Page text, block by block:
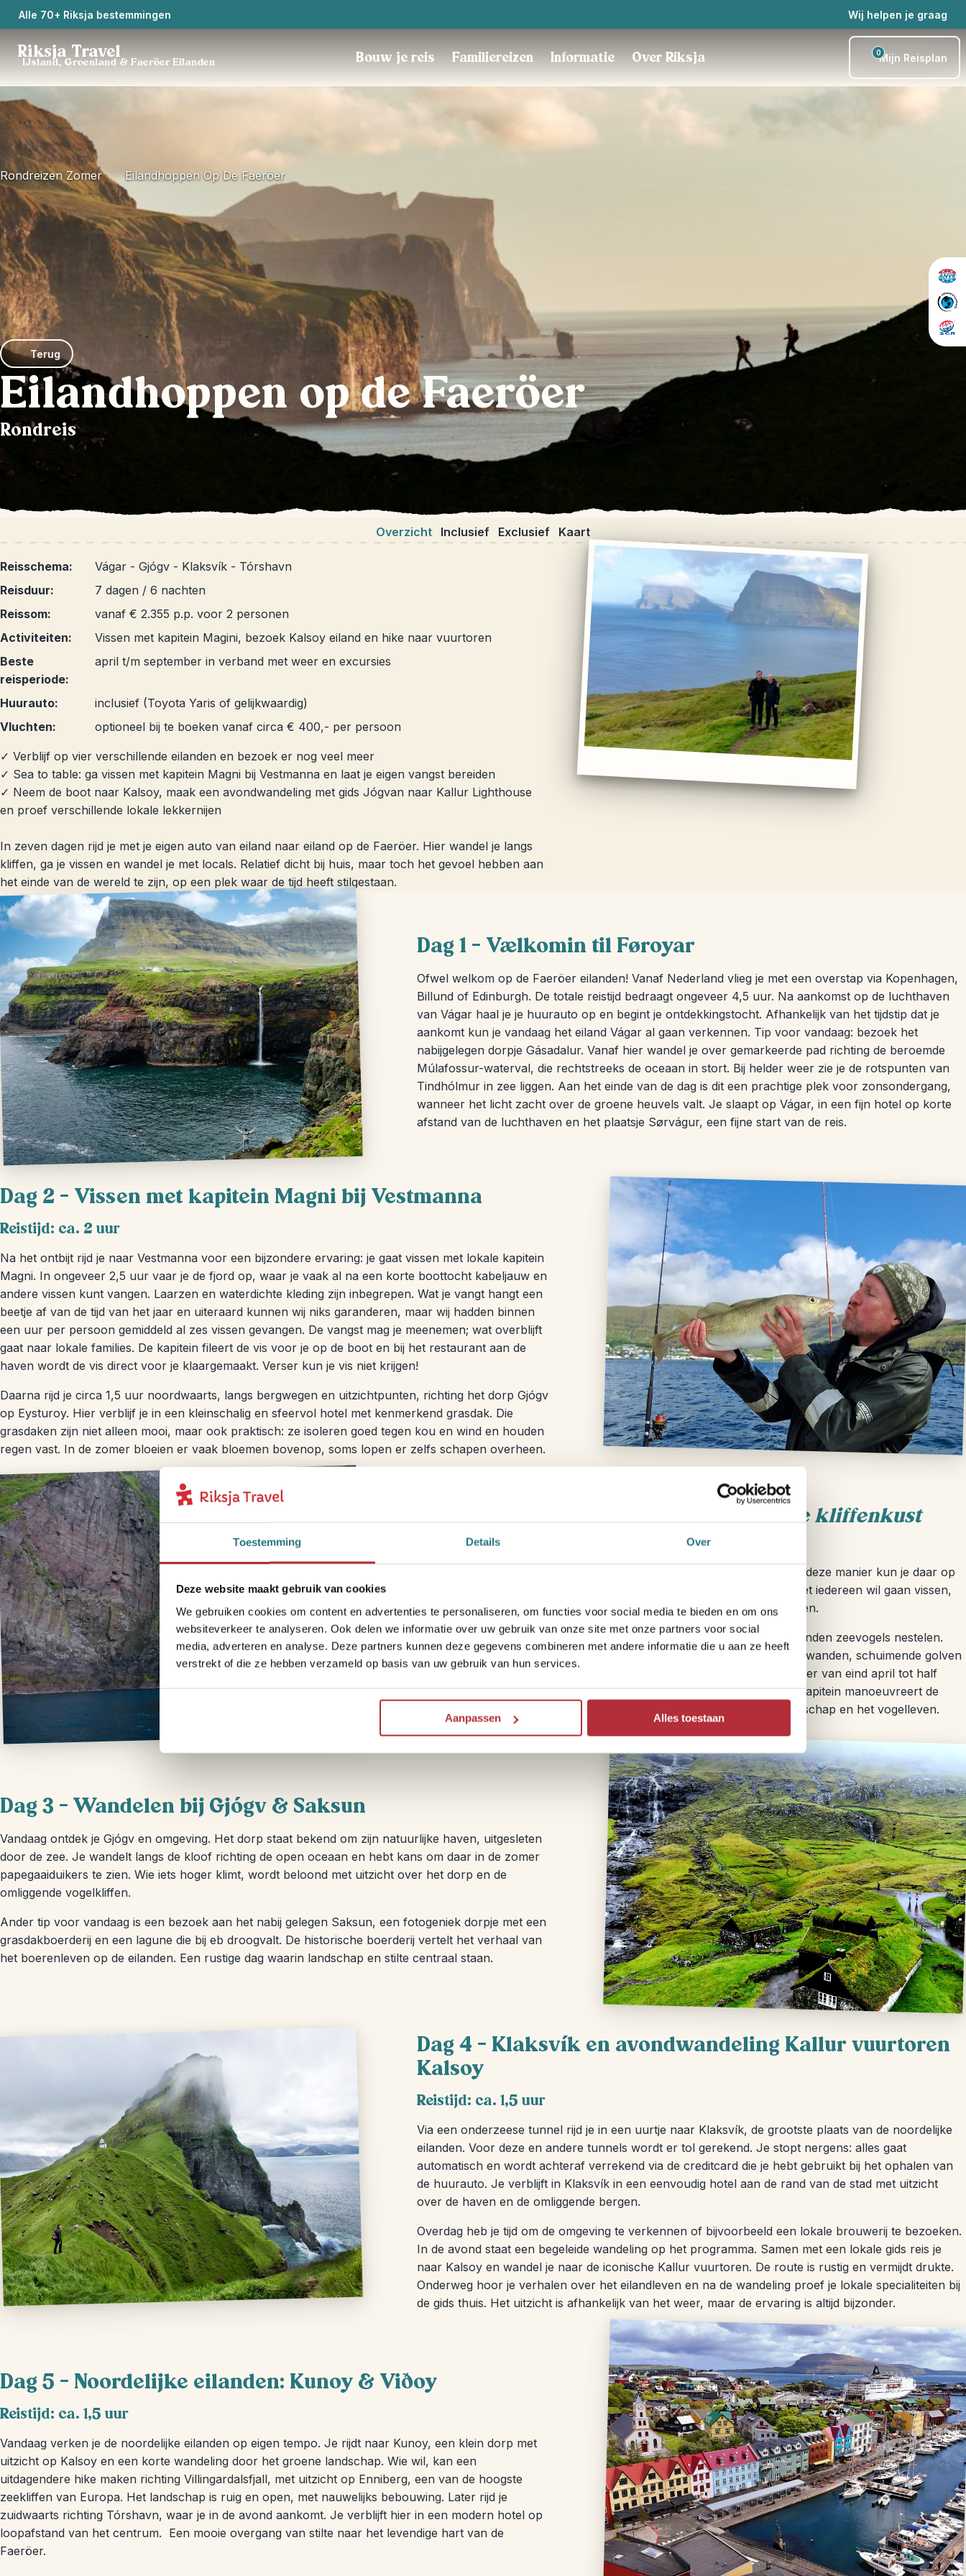
Toestemming Details Over
Deze website maakt gebruik van cookies
We gebruiken cookies om content en advertenties te personaliseren, om functies voor social media te bieden en om ons
websiteverkeer te analyseren. Ook delen we informatie over uw gebruik van onze site met onze partners voor social
media, adverteren en analyse. Deze partners kunnen deze gegevens combineren met andere informatie die u aan ze heeft
verstrekt of die ze hebben verzameld op basis van uw gebruik van hun services.
Aanpassen Alles toestaan
Alle 70+ Riksja bestemmingen Wij helpen je graag
Riksja Travel
IJsland, Groenland & Faeröer Eilanden Bouw je reis Familiereizen Informatie Over Riksja 0Mijn Reisplan
Rondreizen Zomer Eilandhoppen Op De Faeröer
Terug
Eilandhoppen op de Faeröer
Rondreis
Overzicht Inclusief Exclusief Kaart
Reisschema:
Vágar - Gjógv - Klaksvík - Tórshavn
Reisduur:
7 dagen / 6 nachten
Reissom:
vanaf € 2.355 p.p. voor 2 personen
Activiteiten:
Vissen met kapitein Magini, bezoek Kalsoy eiland en hike naar vuurtoren
Beste
reisperiode:
april t/m september in verband met weer en excursies
Huurauto:
inclusief (Toyota Yaris of gelijkwaardig)
Vluchten:
optioneel bij te boeken vanaf circa € 400,- per persoon
✓ Verblijf op vier verschillende eilanden en bezoek er nog veel meer
✓ Sea to table: ga vissen met kapitein Magni bij Vestmanna en laat je eigen vangst bereiden
✓ Neem de boot naar Kalsoy, maak een avondwandeling met gids Jógvan naar Kallur Lighthouse
en proef verschillende lokale lekkernijen
In zeven dagen rijd je met je eigen auto van eiland naar eiland op de Faeröer. Hier wandel je langs
kliffen, ga je vissen en wandel je met locals. Relatief dicht bij huis, maar toch het gevoel hebben aan
het einde van de wereld te zijn, op een plek waar de tijd heeft stilgestaan.
Dag 1 – Vælkomin til Føroyar
Ofwel welkom op de Faeröer eilanden! Vanaf Nederland vlieg je met een overstap via Kopenhagen,
Billund of Edinburgh. De totale reistijd bedraagt ongeveer 4,5 uur. Na aankomst op de luchthaven
van Vágar haal je je huurauto op en begint je ontdekkingstocht. Afhankelijk van het tijdstip dat je
aankomt kun je vandaag het eiland Vágar al gaan verkennen. Tip voor vandaag: bezoek het
nabijgelegen dorpje Gásadalur. Vanaf hier wandel je over gemarkeerde pad richting de beroemde
Múlafossur-waterval, die rechtstreeks de oceaan in stort. Bij helder weer zie je de rotspunten van
Tindhólmur in zee liggen. Aan het einde van de dag is dit een prachtige plek voor zonsondergang,
wanneer het licht zacht over de groene heuvels valt. Je slaapt op Vágar, in een fijn hotel op korte
afstand van de luchthaven en het plaatsje Sørvágur, een fijne start van de reis.
Dag 2 – Vissen met kapitein Magni bij Vestmanna
Reistijd: ca. 2 uur
Na het ontbijt rijd je naar Vestmanna voor een bijzondere ervaring: je gaat vissen met lokale kapitein
Magni. In ongeveer 2,5 uur vaar je de fjord op, waar je vaak al na een korte boottocht kabeljauw en
andere vissen kunt vangen. Laarzen en waterdichte kleding zijn inbegrepen. Wat je vangt hangt een
beetje af van de tijd van het jaar en uiteraard kunnen wij niks garanderen, maar wij hadden binnen
een uur per persoon gemiddeld al zes vissen gevangen. De vangst mag je meenemen; wat overblijft
gaat naar lokale families. De kapitein fileert de vis voor je op de boot en bij het restaurant aan de
haven wordt de vis direct voor je klaargemaakt. Verser kun je vis niet krijgen!
Daarna rijd je circa 1,5 uur noordwaarts, langs bergwegen en uitzichtpunten, richting het dorp Gjógv
op Eysturoy. Hier verblijf je in een kleinschalig en sfeervol hotel met kenmerkend grasdak. Die
grasdaken zijn niet alleen mooi, maar ook praktisch: ze isoleren goed tegen kou en wind en houden
regen vast. In de zomer bloeien er vaak bloemen bovenop, soms lopen er zelfs schapen overheen.
Optioneel alternatief: boottocht langs de kliffenkust
Vestmanna
Vissen is een belangrijk onderdeel van de cultuur op de Faeröer en op deze manier kun je daar op
een duurzame manier aan deelnemen. Desondanks begrijpen wij dat niet iedereen wil gaan vissen,
dus als alternatief kunnen wij ook een boottocht langs de kust aanbieden.
Tijdens deze boottocht vaar je langs steile kliffen en grotten waar duizenden zeevogels nestelen.
Vanaf het water zie je de Faeröer van hun ruigste kant: loodrechte rotswanden, schuimende golven
en hier een daar watervallen die in zee storten. Met wat geluk spot je hier van eind april tot half
augustus zelfs papegaaiduikers die vlak boven zee langs scheren. De kapitein manoeuvreert de
boot rustig door smalle doorgangen en vertelt onderweg over het landschap en het vogelleven.
Dag 3 – Wandelen bij Gjógv & Saksun
Vandaag ontdek je Gjógv en omgeving. Het dorp staat bekend om zijn natuurlijke haven, uitgesleten
door de zee. Je wandelt langs de kloof richting de open oceaan en hebt kans om daar in de zomer
papegaaiduikers te zien. Wie iets hoger klimt, wordt beloond met uitzicht over het dorp en de
omliggende vogelkliffen.
Ander tip voor vandaag is een bezoek aan het nabij gelegen Saksun, een fotogeniek dorpje met een
grasdakboerderij en een lagune die bij eb droogvalt. De historische boerderij vertelt het verhaal van
het boerenleven op de eilanden. Een rustige dag waarin landschap en stilte centraal staan.
Dag 4 – Klaksvík en avondwandeling Kallur vuurtoren
Kalsoy
Reistijd: ca. 1,5 uur
Via een onderzeese tunnel rijd je in een uurtje naar Klaksvík, de grootste plaats van de noordelijke
eilanden. Voor deze en andere tunnels wordt er tol gerekend. Je stopt nergens: alles gaat
automatisch en wordt achteraf verrekend via de creditcard die je hebt gebruikt bij het ophalen van
de huurauto. Je verblijft in Klaksvík in een eenvoudig hotel aan de rand van de stad met uitzicht
over de haven en de omliggende bergen.
Overdag heb je tijd om de omgeving te verkennen of bijvoorbeeld een lokale brouwerij te bezoeken.
In de avond staat een begeleide wandeling op het programma. Samen met een lokale gids reis je
naar Kalsoy en wandel je naar de iconische Kallur vuurtoren. De route is rustig en vermijdt drukte.
Onderweg hoor je verhalen over het eilandleven en na de wandeling proef je lokale specialiteiten bij
de gids thuis. Het uitzicht is afhankelijk van het weer, maar de ervaring is altijd bijzonder.
Dag 5 – Noordelijke eilanden: Kunoy & Viðoy
Reistijd: ca. 1,5 uur
Vandaag verken je de noordelijke eilanden op eigen tempo. Je rijdt naar Kunoy, een klein dorp met
uitzicht op Kalsoy en een korte wandeling door het groene landschap. Wie wil, kan een
uitdagendere hike maken richting Villingardalsfjall, met uitzicht op Enniberg, een van de hoogste
zeekliffen van Europa. Het landschap is ruig en open, met nauwelijks bebouwing. Later rijd je
zuidwaarts richting Tórshavn, waar je in de avond aankomt. Je verblijft hier in een modern hotel op
loopafstand van het centrum. Een mooie overgang van stilte naar het levendige hart van de
Faeröer.